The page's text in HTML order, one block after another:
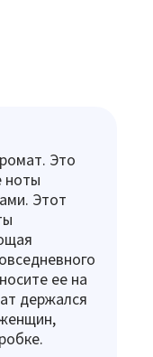
Это
ноты
Этот
ее на
держался